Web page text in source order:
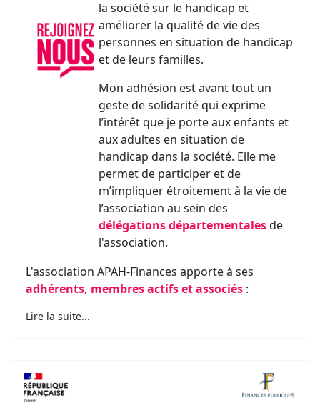
la société sur le handicap et
améliorer la qualité de vie des
personnes en situation de handicap
et de leurs familles.
Mon adhésion est avant tout un
geste de solidarité qui exprime
l’intérêt que je porte aux enfants et
aux adultes en situation de
handicap dans la société. Elle me
permet de participer et de
m’impliquer étroitement à la vie de
l’association au sein des
délégations départementalesde
l'association.
L'association APAH-Finances apporte à ses
adhérents, membres actifs et associés :
Lire la suite...